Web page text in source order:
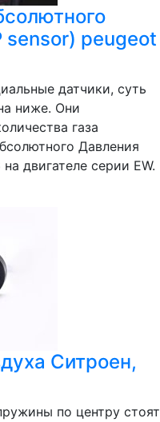
peugeot
датчики, суть
ниже. Они
газа
Давления
двигателе серии EW.
Ситроен,
по центру стоят